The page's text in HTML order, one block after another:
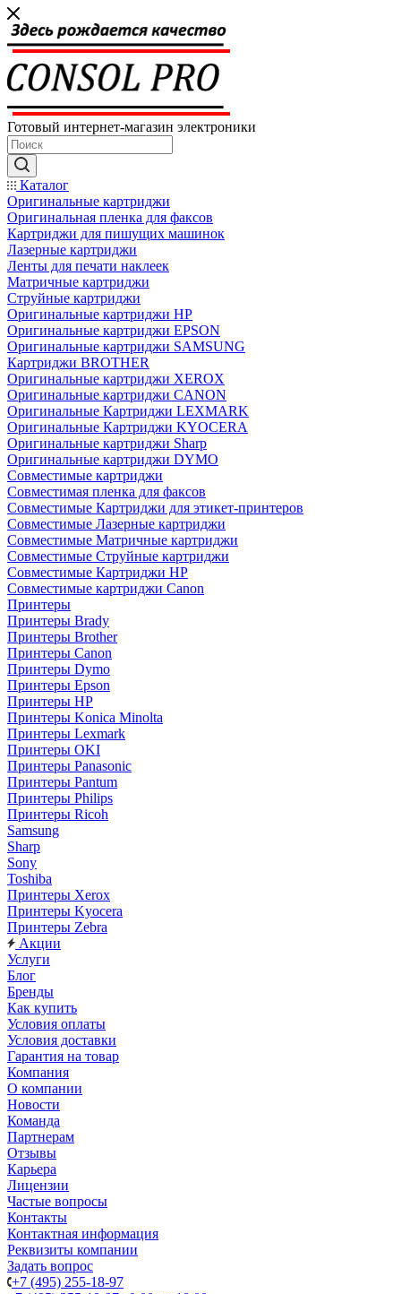
Готовый интернет-магазин электроники
Каталог
Оригинальные картриджи
Оригинальная пленка для факсов
Картриджи для пишущих машинок
Лазерные картриджи
Ленты для печати наклеек
Матричные картриджи
Струйные картриджи
Оригинальные картриджи HP
Оригинальные картриджи EPSON
Оригинальные картриджи SAMSUNG
Картриджи BROTHER
Оригинальные картриджи XEROX
Оригинальные картриджи CANON
Оригинальные Картриджи LEXMARK
Оригинальные Картриджи KYOCERA
Оригинальные картриджи Sharp
Оригинальные картриджи DYMO
Совместимые картриджи
Совместимая пленка для факсов
Совместимые Картриджи для этикет-принтеров
Совместимые Лазерные картриджи
Совместимые Матричные картриджи
Совместимые Струйные картриджи
Совместимые Картриджи HP
Совместимые картриджи Canon
Принтеры
Принтеры Brady
Принтеры Brother
Принтеры Canon
Принтеры Dymo
Принтеры Epson
Принтеры HP
Принтеры Konica Minolta
Принтеры Lexmark
Принтеры OKI
Принтеры Panasonic
Принтеры Pantum
Принтеры Philips
Принтеры Ricoh
Samsung
Sharp
Sony
Toshiba
Принтеры Xerox
Принтеры Kyocera
Принтеры Zebra
Акции
Услуги
Блог
Бренды
Как купить
Условия оплаты
Условия доставки
Гарантия на товар
Компания
О компании
Новости
Команда
Партнерам
Отзывы
Карьера
Лицензии
Частые вопросы
Контакты
Контактная информация
Реквизиты компании
Задать вопрос
+7 (495) 255-18-97